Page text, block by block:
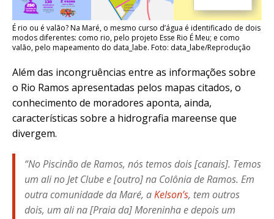
É rio ou é valão? Na Maré, o mesmo curso d’água é identificado de dois
modos diferentes: como rio, pelo projeto Esse Rio É Meu; e como
valão, pelo mapeamento do data_labe. Foto: data_labe/Reprodução
Além das incongruências entre as informações sobre
o Rio Ramos apresentadas pelos mapas citados, o
conhecimento de moradores aponta, ainda,
características sobre a hidrografia mareense que
divergem.
“No Piscinão de Ramos, nós temos dois [canais]. Temos
um ali no Jet Clube e [outro] na Colônia de Ramos. Em
outra comunidade da Maré, aKelson’s, tem outros
dois, um ali na [Praia da] Moreninha e depois um